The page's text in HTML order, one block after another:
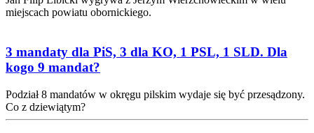
miejscach powiatu obornickiego.
3 mandaty dla PiS, 3 dla KO, 1 PSL, 1 SLD. Dla
kogo 9 mandat?
Podział 8 mandatów w okręgu pilskim wydaje się być przesądzony.
Co z dziewiątym?